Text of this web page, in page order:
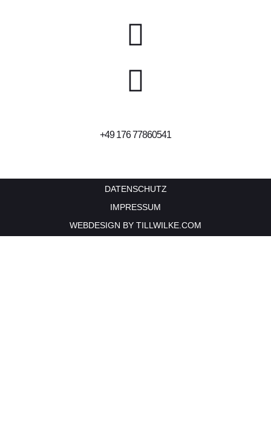
‭+49 176 77860541‬
DATENSCHUTZ
IMPRESSUM
WEBDESIGN BY TILLWILKE.COM